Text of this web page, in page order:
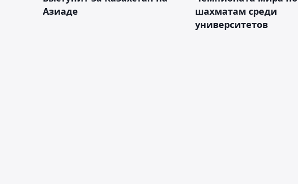
Азиаде
шахматам среди
университетов